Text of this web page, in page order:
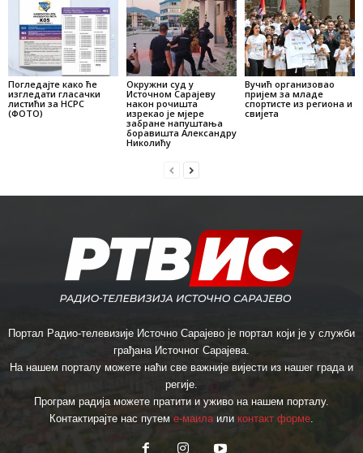
Погледајте како ће
изгледати гласачки
листићи за НСРС
(ФОТО)
Окружни суд у
Источном Сарајеву
након рочишта
изрекао je мјере
забране напуштања
боравишта Александру
Николићу
Вучић организовао
пријем за младе
спортисте из региона и
свијета
Портал Радио-телевизије Источно Сарајево је портал који је у служби
грађана Источног Сарајева.
На нашем порталу можете наћи све важније вијести из нашег града и
регије.
Програм радија можете пратити и уживо на нашем порталу.
Контактирајте нас путем е-маилаили контакт форме.